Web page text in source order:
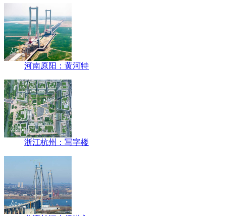
河南原阳：黄河特
浙江杭州：写字楼